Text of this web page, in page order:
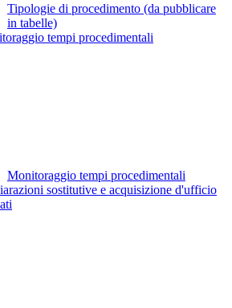
Tipologie di procedimento (da pubblicare
in tabelle)
tempi procedimentali
Monitoraggio tempi procedimentali
sostitutive e acquisizione d'ufficio